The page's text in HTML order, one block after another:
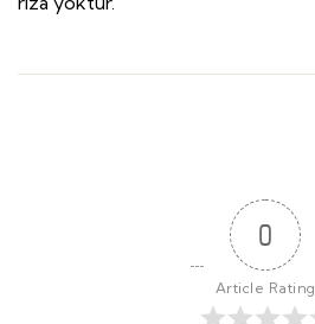
0
Article Rating